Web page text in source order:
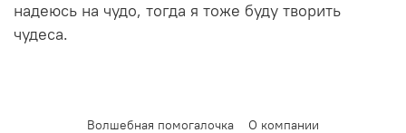
надеюсь на чудо, тогда я тоже буду творить
чудеса.
Волшебная помогалочка
О компании